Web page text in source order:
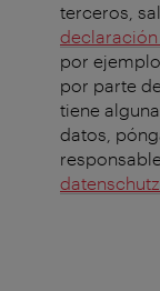
terceros,
por
por parte
tiene
datos,